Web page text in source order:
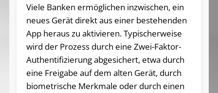
Viele Banken ermöglichen inzwischen, ein
neues Gerät direkt aus einer bestehenden
App heraus zu aktivieren. Typischerweise
wird der Prozess durch eine Zwei-Faktor-
Authentifizierung abgesichert, etwa durch
eine Freigabe auf dem alten Gerät, durch
biometrische Merkmale oder durch einen